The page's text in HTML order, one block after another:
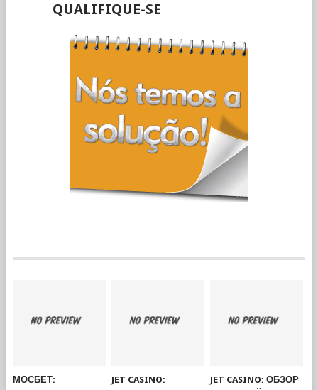
QUALIFIQUE-SE
МОСБЕТ:
JET CASINO:
JET CASINO: ОБЗОР